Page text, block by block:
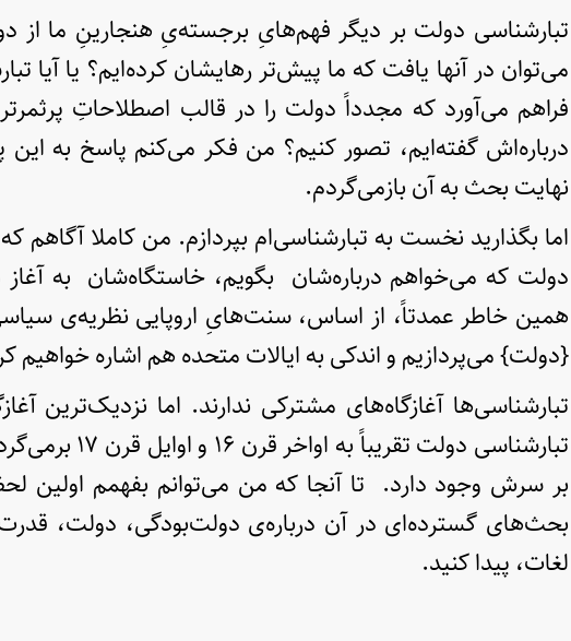
تبارشناسی دولت بر دیگر فهم‌هایِ برجسته‌یِ هنجارینِ ما از
می‌توان در آنها یافت که ما پیش‌تر رهایشان کرده‌ایم؟ یا آیا
فراهم می‌آورد که مجدداً دولت را در قالب اصطلاحاتِ
درباره‌اش گفته‌ایم، تصور کنیم؟ من فکر می‌کنم پاسخ به
نهایت بحث به آن بازمی‌گردم.
اما بگذارید نخست به تبارشناسی‌ام بپردازم. من کاملا آگاهم
دولت که می‌خواهم درباره‌شان بگویم، خاستگاه‌شان به آغاز
همین خاطر عمدتاً، از اساس، سنت‌هایِ اروپایی نظریه‌ی
{دولت} می‌پردازیم و اندکی به ایالات متحده هم اشاره خواهیم
تبارشناسی‌ها آغازگاه‌های مشترکی ندارند. اما نزدیک‌ترین
تبارشناسی دولت
بر سرش وجود دارد. تا آنجا که من می‌توانم بفهمم اولین
بحث‌های گسترده‌ای در آن درباره‌ی دولت‌بودگی، دولت،
لغات، پیدا کنید.